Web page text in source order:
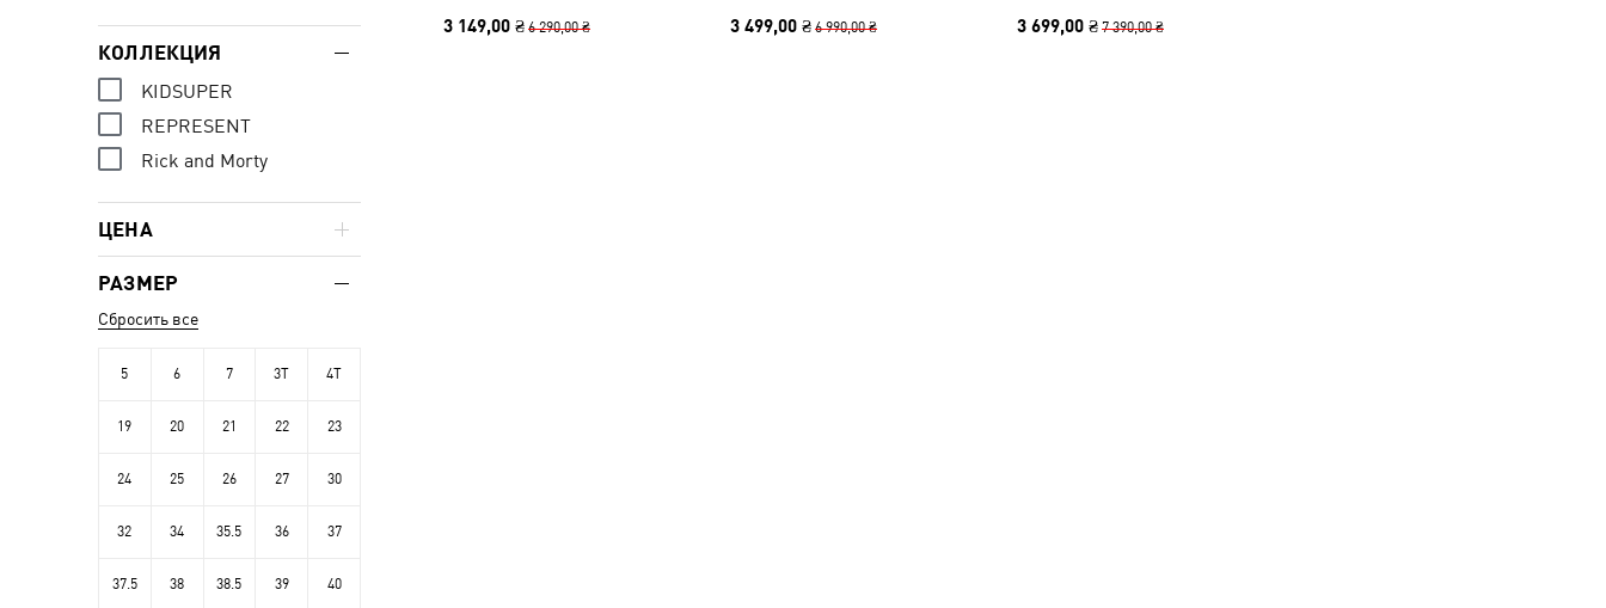
3 149,00 ₴ 6 290,00 ₴ 3 499,00 ₴ 6 990,00 ₴ 3 699,00 ₴ 7 390,00 ₴
КОЛЛЕКЦИЯ
KIDSUPER
REPRESENT
Rick and Morty
ЦЕНА
РАЗМЕР
Сбросить все
5 6 7 3T 4T
19 20 21 22 23
24 25 26 27 30
32 34 35.5 36 37
37.5 38 38.5 39 40